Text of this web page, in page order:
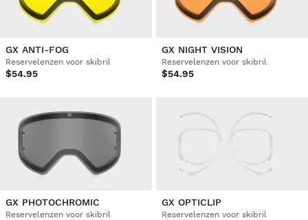
GX ANTI-FOG
Reservelenzen voor skibril
$54.95
GX NIGHT VISION
Reservelenzen voor skibril
$54.95
GX PHOTOCHROMIC
Reservelenzen voor skibril
GX OPTICLIP
Reservelenzen voor skibril